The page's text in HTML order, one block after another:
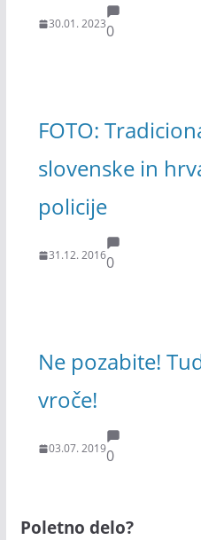
30.01. 20230
FOTO:
slovenske in
policije
31.12. 20160
Ne pozabite!
vroče!
03.07. 20190
Poletno delo?